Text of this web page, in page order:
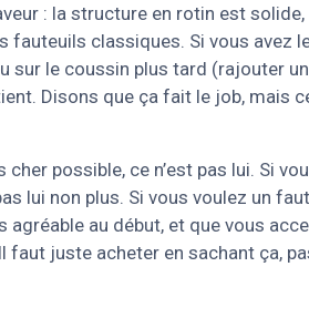
: la structure en rotin est
fauteuils classiques. Si vous avez
sur le coussin plus tard (rajouter
Disons que ça fait le job, mais
possible, ce n’est pas lui. Si
lui non plus. Si vous voulez un
agréable au début, et que vous
faut juste acheter en sachant ça,